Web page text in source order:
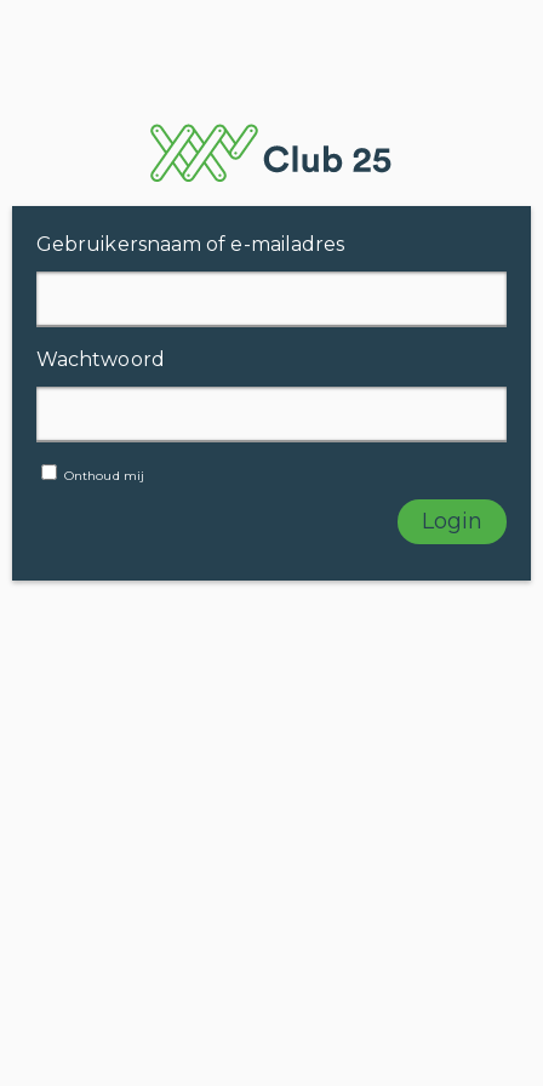
Gebruikersnaam of e-mailadres
Wachtwoord
Onthoud mij